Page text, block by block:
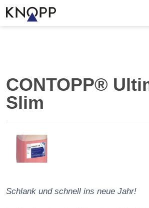
CONTOPP®
Slim
Schlank und schnell ins neue Jahr!